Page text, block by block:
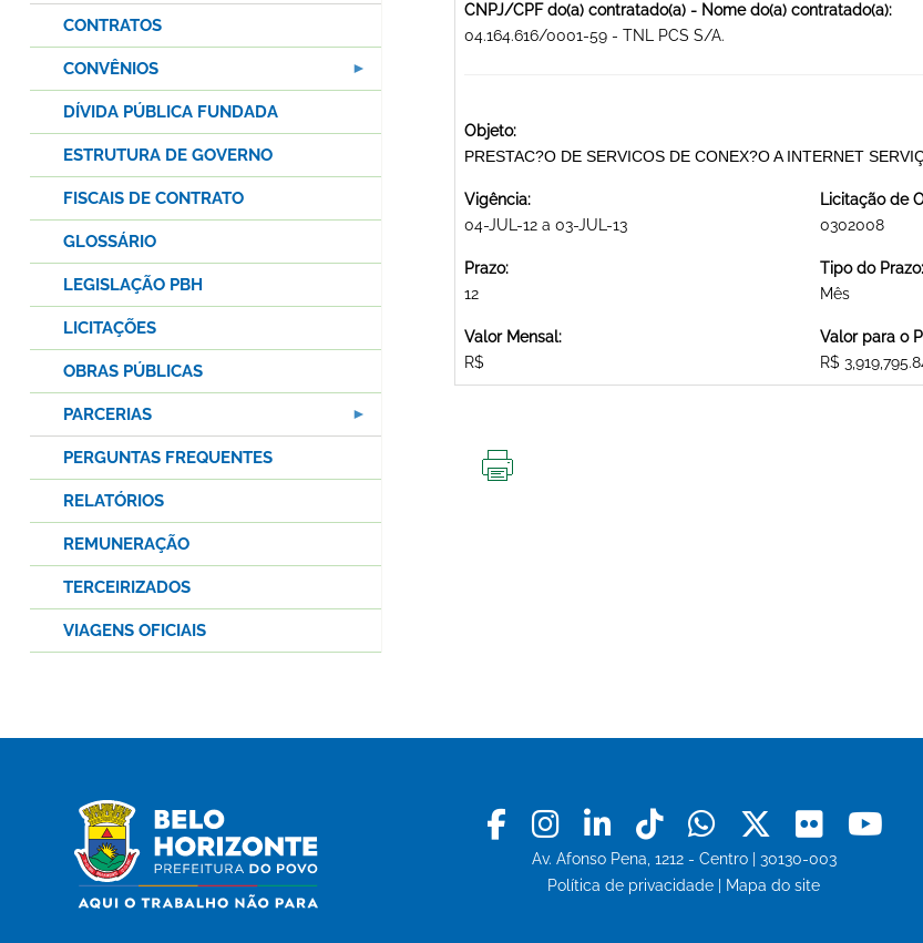
CNPJ/CPF do(a) contratado(a) - Nome do(a) contratado(a):
04.164.616/0001-59 - TNL PCS S/A.
Objeto:
PRESTAC?O DE SERVICOS DE CONEX?O A INTERNET
Vigência:
04-JUL-12 a 03-JUL-13
Licitação de
0302008
Prazo:
12
Tipo do Prazo:
Mês
Valor Mensal:
R$
Valor para o
R$
CONTRATOS
CONVÊNIOS
DÍVIDA PÚBLICA FUNDADA
ESTRUTURA DE GOVERNO
FISCAIS DE CONTRATO
GLOSSÁRIO
LEGISLAÇÃO PBH
LICITAÇÕES
OBRAS PÚBLICAS
PARCERIAS
PERGUNTAS FREQUENTES
RELATÓRIOS
REMUNERAÇÃO
TERCEIRIZADOS
VIAGENS OFICIAIS
Facebook
Instagram
LinkedinTiktokWhatsapp
X Flickr
Av. Afonso Pena, 1212 - Centro | 30130-003
Política de privacidade
Mapa do site